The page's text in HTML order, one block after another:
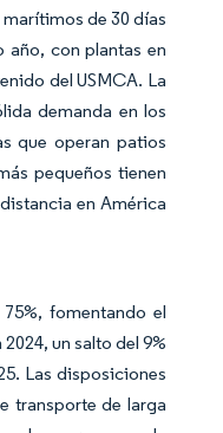
de 30 días
año, con plantas en
del USMCA. La
demanda en los
que operan patios
pequeños tienen
en América
fomentando el
un salto del 9%
Las disposiciones
transporte de larga